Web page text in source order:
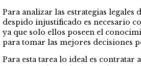
Para analizar las estrategias legales
despido injustificado es necesario
ya que solo ellos poseen el
para tomar las mejores decisiones
Para esta tarea lo ideal es contratar